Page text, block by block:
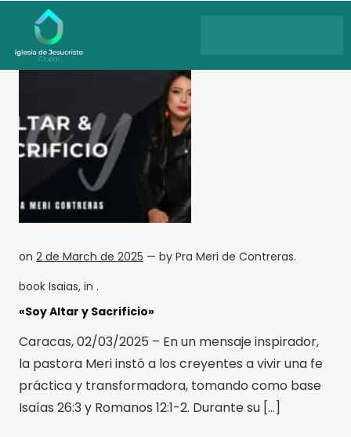
on 2 de March de 2025 — by Pra Meri de Contreras.
book Isaias, in .
«Soy Altar y Sacrificio»
Caracas, 02/03/2025 – En un mensaje inspirador,
la pastora Meri instó a los creyentes a vivir una fe
práctica y transformadora, tomando como base
Isaías 26:3 y Romanos 12:1-2. Durante su […]